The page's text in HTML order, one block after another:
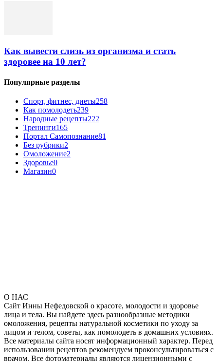
Как вывести слизь из организма и стать
здоровее на 10 лет?
Популярные разделы
Спорт, фитнес, диеты258
Как помолодеть239
Народные рецепты222
Тренинги165
Портал Самопознание81
Без рубрики2
Омоложение2
Здоровье0
Магазин0
О НАС
Сайт Инны Нефедовской о красоте, молодости и здоровье
лица и тела. Вы найдете здесь разнообразные методики
омоложения, рецепты натуральной косметики по уходу за
лицом и телом, советы, как помолодеть в домашних условиях.
Все материалы сайта носят информационный характер. Перед
использовании рецептов рекомендуем проконсультироваться с
врачом. Все фотоматериалы являются лицензионными с